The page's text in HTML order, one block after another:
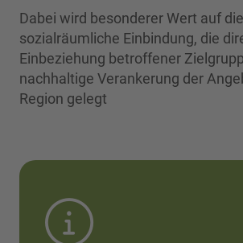
Dabei wird besonderer Wert auf die
sozialräumliche Einbindung, die
Einbeziehung betroffener
nachhaltige Verankerung der
Region gelegt